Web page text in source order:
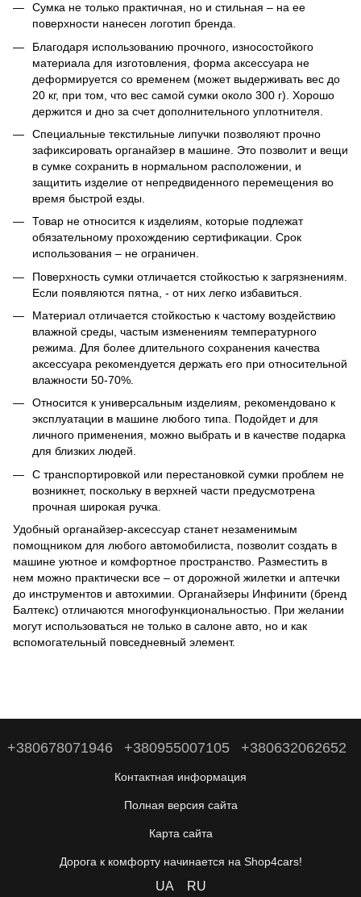
Сумка не только практичная, но и стильная – на ее
поверхности нанесен логотип бренда.
Благодаря использованию прочного, износостойкого
материала для изготовления, форма аксессуара не
деформируется со временем (может выдерживать вес до
20 кг, при том, что вес самой сумки около 300 г). Хорошо
держится и дно за счет дополнительного уплотнителя.
Специальные текстильные липучки позволяют прочно
зафиксировать органайзер в машине. Это позволит и вещи
в сумке сохранить в нормальном расположении, и
защитить изделие от непредвиденного перемещения во
время быстрой езды.
Товар не относится к изделиям, которые подлежат
обязательному прохождению сертификации. Срок
использования – не ограничен.
Поверхность сумки отличается стойкостью к загрязнениям.
Если появляются пятна, - от них легко избавиться.
Материал отличается стойкостью к частому воздействию
влажной среды, частым изменениям температурного
режима. Для более длительного сохранения качества
аксессуара рекомендуется держать его при относительной
влажности 50-70%.
Относится к универсальным изделиям, рекомендовано к
эксплуатации в машине любого типа. Подойдет и для
личного применения, можно выбрать и в качестве подарка
для близких людей.
С транспортировкой или перестановкой сумки проблем не
возникнет, поскольку в верхней части предусмотрена
прочная широкая ручка.
Удобный органайзер-аксессуар станет незаменимым
помощником для любого автомобилиста, позволит создать в
машине уютное и комфортное пространство. Разместить в
нем можно практически все – от дорожной жилетки и аптечки
до инструментов и автохимии. Органайзеры Инфинити (бренд
Балтекс) отличаются многофункциональностью. При желании
могут использоваться не только в салоне авто, но и как
вспомогательный повседневный элемент.
+380678071946 +380955007105 +380632062652
Контактная информация
Полная версия сайта
Карта сайта
Дорога к комфорту начинается на Shop4cars!
UA RU